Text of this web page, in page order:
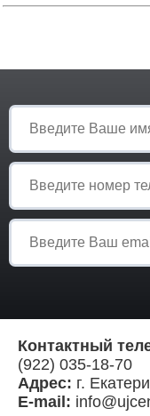
Контактный
(922) 035-18-70
Адрес: г.
E-mail: